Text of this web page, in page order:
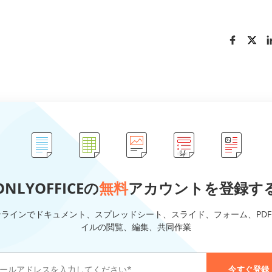
の無料アカウントを登録す
インでドキュメント、スプレッドシート、スライド、フォーム、
イルの閲覧、編集、共同作業
今すぐ登録